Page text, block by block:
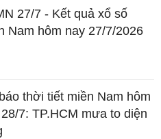
27/7 - Kết quả xổ số
Nam hôm nay 27/7/2026
thời tiết miền Nam hôm
7: TP.HCM mưa to diện